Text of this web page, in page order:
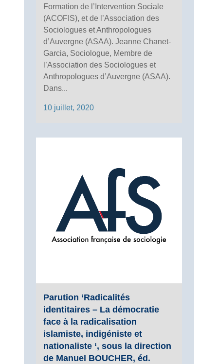
Formation de l’Intervention Sociale
(ACOFIS), et de l’Association des
Sociologues et Anthropologues
d’Auvergne (ASAA). Jeanne Chanet-
Garcia, Sociologue, Membre de
l’Association des Sociologues et
Anthropologues d’Auvergne (ASAA).
Dans...
10 juillet, 2020
Parution ‘Radicalités
identitaires – La démocratie
face à la radicalisation
islamiste, indigéniste et
nationaliste ‘, sous la direction
de Manuel BOUCHER, éd.